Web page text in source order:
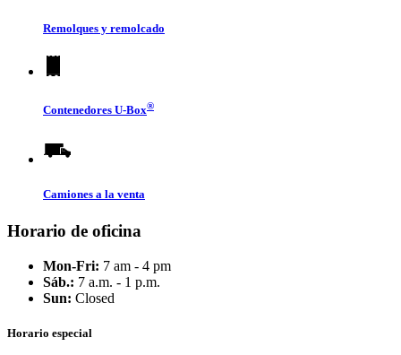
Remolques y remolcado
Contenedores U-Box®
Camiones a la venta
Horario de oficina
Mon-Fri: 7 am - 4 pm
Sáb.: 7 a.m. - 1 p.m.
Sun: Closed
Horario especial